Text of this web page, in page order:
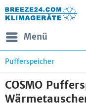
Menü
Pufferspeicher
COSMO